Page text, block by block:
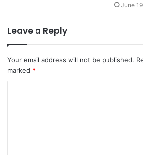
June
Leave a Reply
Your email address will not be published.
marked *